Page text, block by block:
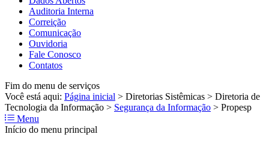
Auditoria Interna
Correição
Comunicação
Ouvidoria
Fale Conosco
Contatos
Fim do menu de serviços
Você está aqui: Página inicial > Diretorias Sistêmicas > Diretoria de
Tecnologia da Informação > Segurança da Informação > Propesp
Menu
Início do menu principal